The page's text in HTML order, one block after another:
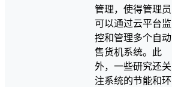
管理，使得管理员
可以通过云平台监
控和管理多个自动
售货机系统。此
外，一些研究还关
注系统的节能和环